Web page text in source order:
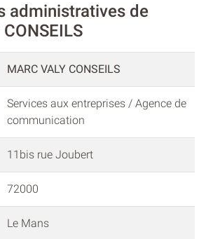
administratives de
MARC VALY CONSEILS
Services aux entreprises / Agence de
communication
11bis rue Joubert
72000
Le Mans